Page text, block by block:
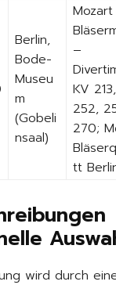
Berlin,
Bode-
Museu
m
(Gobeli
nsaal)
Mozart
–
KV
252,
270;
tt
wird durch